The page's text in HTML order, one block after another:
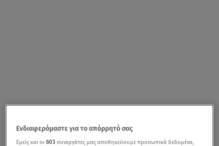
Ενδιαφερόμαστε για το απόρρητό σας
Εμείς και οι603 συνεργάτες μας αποθηκεύουμε προσωπικά δεδομένα,